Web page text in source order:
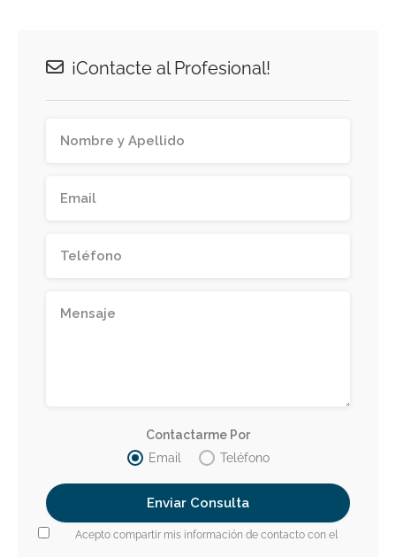
¡Contacte al Profesional!
Contactarme Por
Email
Teléfono
Acepto compartir mis información de contacto con el